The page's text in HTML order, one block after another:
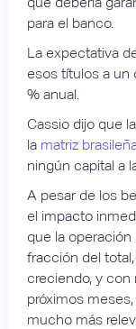
para el banco.
La expectativa
esos títulos a un
% anual.
Cassio dijo que
la matriz
ningún capital a
A pesar de los
el impacto
que la
fracción del
creciendo, y con
próximos
mucho más